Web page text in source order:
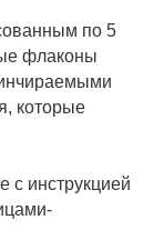
по 5
флаконы
которые
с инструкцией